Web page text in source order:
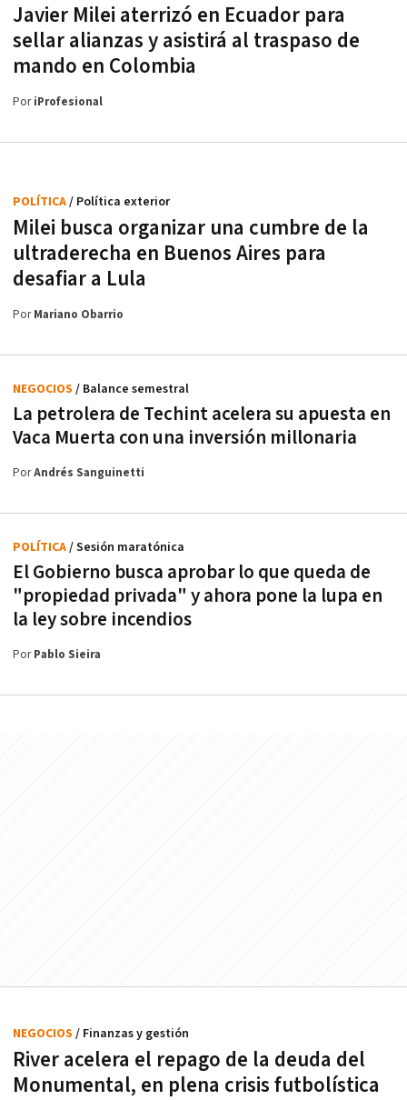
Javier Milei aterrizó en Ecuador para
sellar alianzas y asistirá al traspaso de
mando en Colombia
PoriProfesional
Milei busca organizar una cumbre de la
ultraderecha en Buenos Aires para
desafiar a Lula
POLÍTICA/ Política exterior
PorMariano Obarrio
La petrolera de Techint acelera su apuesta en
Vaca Muerta con una inversión millonaria
NEGOCIOS / Balance semestral
PorAndrés Sanguinetti
El Gobierno busca aprobar lo que queda de
"propiedad privada" y ahora pone la lupa en
la ley sobre incendios
POLÍTICA/ Sesión maratónica
PorPablo Sieira
River acelera el repago de la deuda del
Monumental, en plena crisis futbolística
NEGOCIOS / Finanzas y gestión